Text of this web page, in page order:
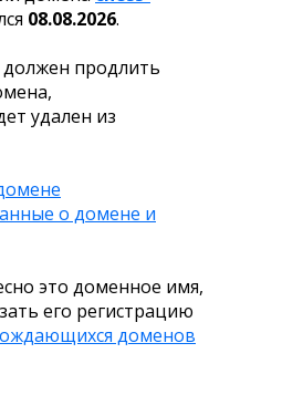
08.08.2026.
продлить
удален из
о домене и
это доменное имя,
его регистрацию
доменов